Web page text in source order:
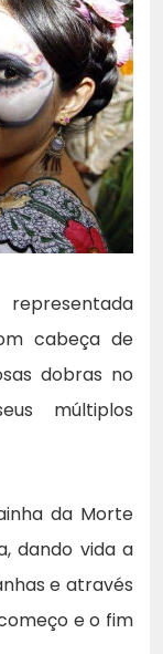
cabeça de
dobras no
múltiplos
da Morte
dando vida a
e através
e o fim